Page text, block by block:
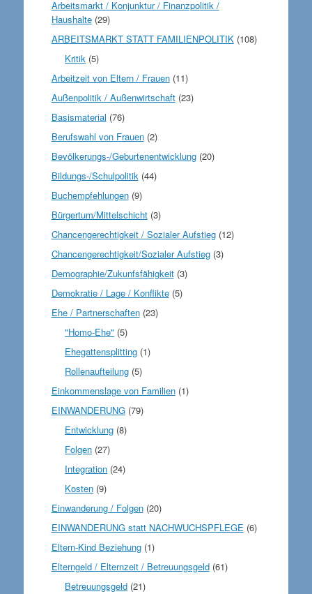
Arbeitsmarkt / Konjunktur / Finanzpolitik /
Haushalte(29)
ARBEITSMARKT STATT FAMILIENPOLITIK(108)
Kritik (5)
Arbeitzeit von Eltern / Frauen(11)
Außenpolitik / Außenwirtschaft(23)
Basismaterial (76)
Berufswahl von Frauen(2)
Bevölkerungs-/Geburtenentwicklung(20)
Bildungs-/Schulpolitik(44)
Buchempfehlungen(9)
Bürgertum/Mittelschicht(3)
Chancengerechtigkeit / Sozialer Aufstieg(12)
Chancengerechtigkeit/Sozialer Aufstieg(3)
Demographie/Zukunfsfähigkeit(3)
Demokratie / Lage / Konflikte(5)
Ehe / Partnerschaften(23)
"Homo-Ehe" (5)
Ehegattensplitting (1)
Rollenaufteilung (5)
Einkommenslage von Familien(1)
EINWANDERUNG(79)
Entwicklung (8)
Folgen (27)
Integration (24)
Kosten (9)
Einwanderung / Folgen(20)
EINWANDERUNG statt NACHWUCHSPFLEGE (6)
Eltern-Kind Beziehung(1)
Elterngeld / Elternzeit / Betreuungsgeld(61)
Betreuungsgeld (21)